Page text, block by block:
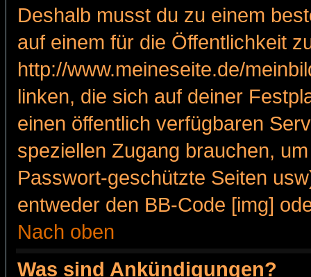
Deshalb musst du zu einem
auf einem für die Öffentlichkeit
http://www.meineseite.de/
linken, die sich auf deiner
einen öffentlich verfügbaren
speziellen Zugang brauchen,
Passwort-geschützte Seiten
entweder den BB-Code [img]
Nach oben
Was sind Ankündigungen?